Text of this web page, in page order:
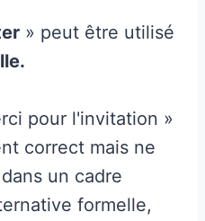
» peut être utilisé
pour l'invitation »
correct mais ne
un cadre
formelle,